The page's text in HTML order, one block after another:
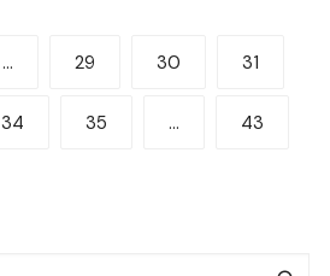
… 29 30 31
34 35 … 43